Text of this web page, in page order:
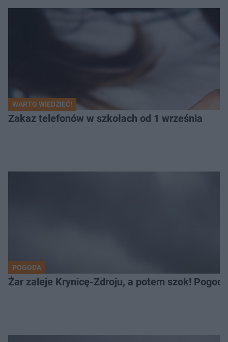
WARTO WIEDZIEĆ!
Zakaz telefonów w szkołach od 1 września
POGODA
Żar zaleje Krynicę-Zdroju, a potem szok!